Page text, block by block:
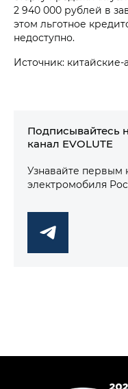
2 940 000 рублей в
этом льготное
недоступно.
Источник:
Подписывайтесь
канал EVOLUTE
Узнавайте первым
электромобиля